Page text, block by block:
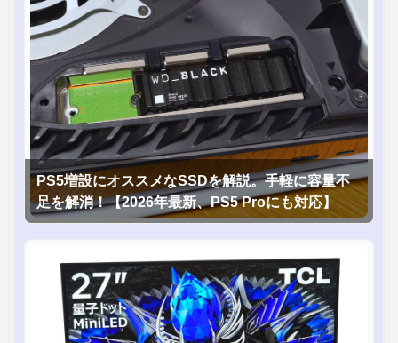
PS5増設にオススメなSSDを解説。手軽に容量不
足を解消！【2026年最新、PS5 Proにも対応】